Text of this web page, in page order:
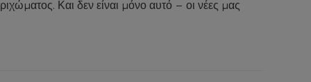
Και δεν είναι μόνο αυτό – οι νέες μας